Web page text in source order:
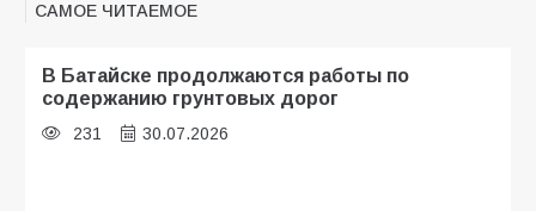
САМОЕ ЧИТАЕМОЕ
В Батайске продолжаются работы по
содержанию грунтовых дорог
231 30.07.2026